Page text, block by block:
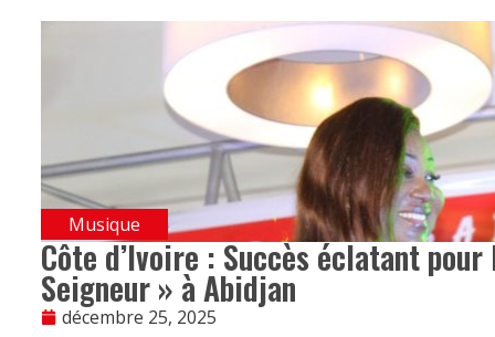
Musique
Côte d’Ivoire : Succès éclatant
Seigneur » à Abidjan
décembre 25, 2025